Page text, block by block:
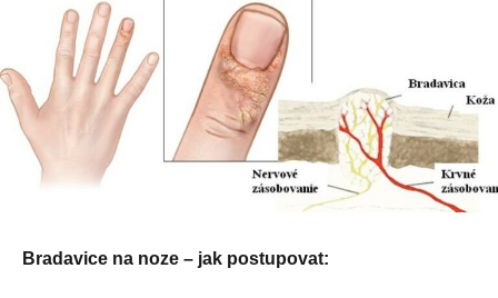
Bradavice na noze – jak postupovat: